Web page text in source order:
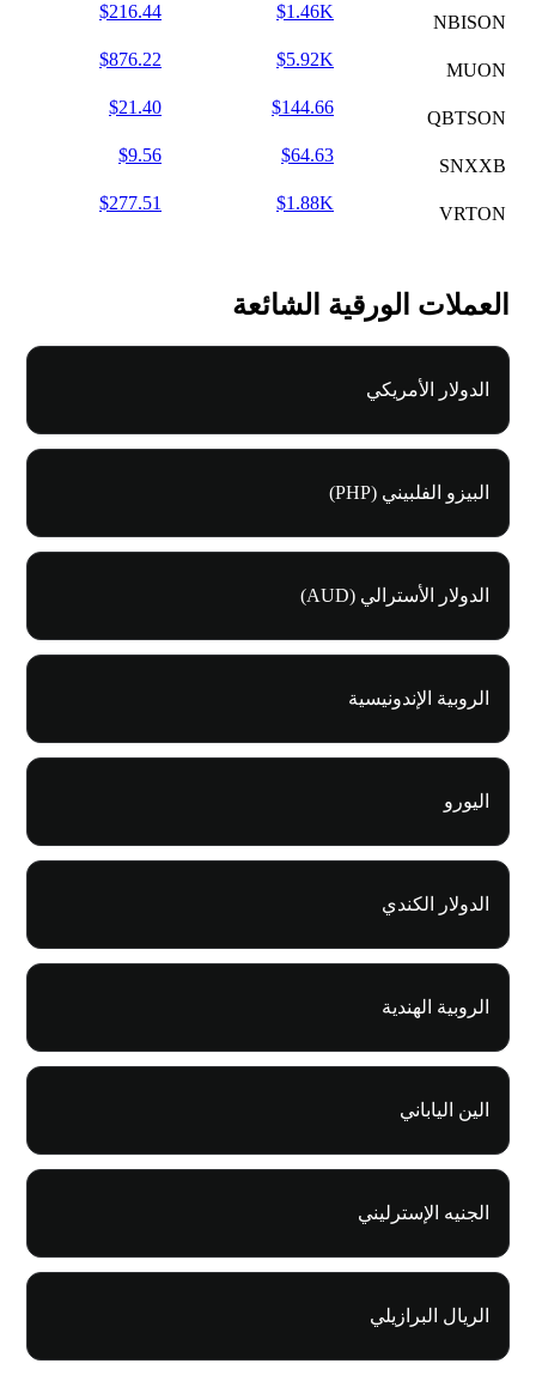
NBISON
$1.46K
$216.44
MUON
$5.92K
$876.22
QBTSON
$144.66
$21.40
SNXXB
$64.63
$9.56
VRTON
$1.88K
$277.51
العملات الورقية الشائعة
الدولار الأمريكي
البيزو الفلبيني (PHP)
الدولار الأسترالي (AUD)
الروبية الإندونيسية
اليورو
الدولار الكندي
الروبية الهندية
الين الياباني
الجنيه الإسترليني
الريال البرازيلي